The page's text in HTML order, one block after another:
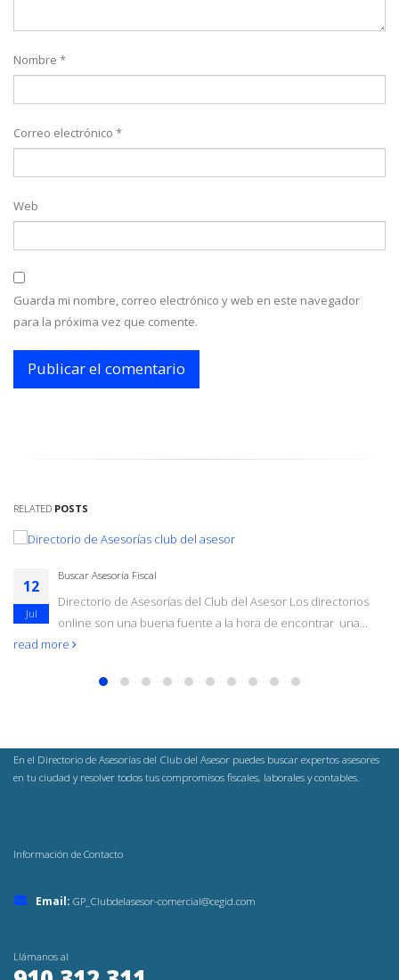
Nombre *
Correo electrónico *
Web
Guarda mi nombre, correo electrónico y web en este navegador
para la próxima vez que comente.
RELATED POSTS
12
Jul
Buscar Asesoría Fiscal
Directorio de Asesorías del Club del Asesor Los directorios
online son una buena fuente a la hora de encontrar una...
read more
En el Directorio de Asesorías del Club del Asesor puedes buscar expertos asesores
en tu ciudad y resolver todos tus compromisos fiscales, laborales y contables.
Información de Contacto
Email: GP_Clubdelasesor-comercial@cegid.com
Llámanos al